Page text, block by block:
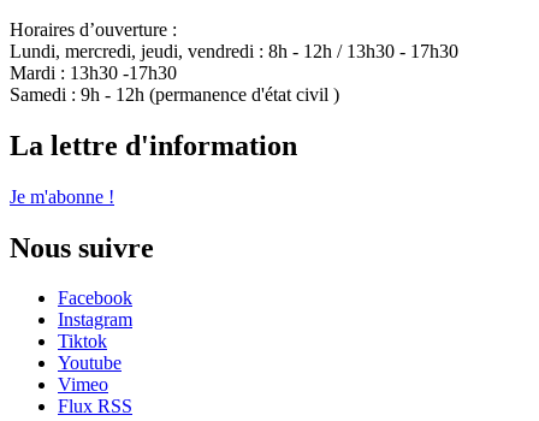
Horaires d’ouverture :
Lundi, mercredi, jeudi, vendredi : 8h - 12h / 13h30 - 17h30
Mardi : 13h30 -17h30
Samedi : 9h - 12h (permanence d'état civil )
La lettre d'information
Je m'abonne !
Nous suivre
Facebook
Instagram
Tiktok
Youtube
Vimeo
Flux RSS